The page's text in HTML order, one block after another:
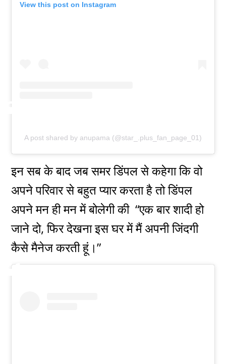
View this post on Instagram
A post shared by anupama (@star_.plus_fan_page_01)
इन सब के बाद जब समर डिंपल से कहेगा कि वो
अपने परिवार से बहुत प्यार करता है तो डिंपल
अपने मन ही मन में बोलेगी की “एक बार शादी हो
जाने दो, फिर देखना इस घर में मैं अपनी जिंदगी
कैसे मैनेज करती हूं।”